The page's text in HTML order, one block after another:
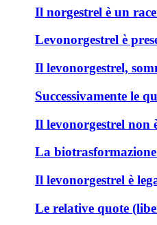
Il norgestrel è un
Levonorgestrel è
Il levonorgestrel,
Successivamente le
Il levonorgestrel non
La
Il levonorgestrel è
Le relative quote